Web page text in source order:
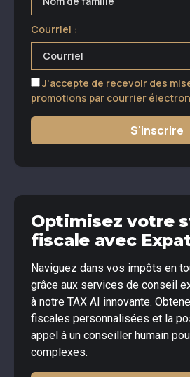
Courriel :
J'accepte de recevoir des
promotions par courrier
S'inscrire
Optimisez votre
fiscale avec
Naviguez dans vos impôts en
grâce aux services de conseil
à notre TAX AI innovante.
fiscales personnalisées et la
appel à un conseiller humain
complexes.